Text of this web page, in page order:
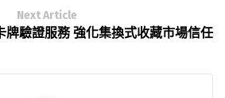
Next Article
牌驗證服務 強化集換式收藏市場信任